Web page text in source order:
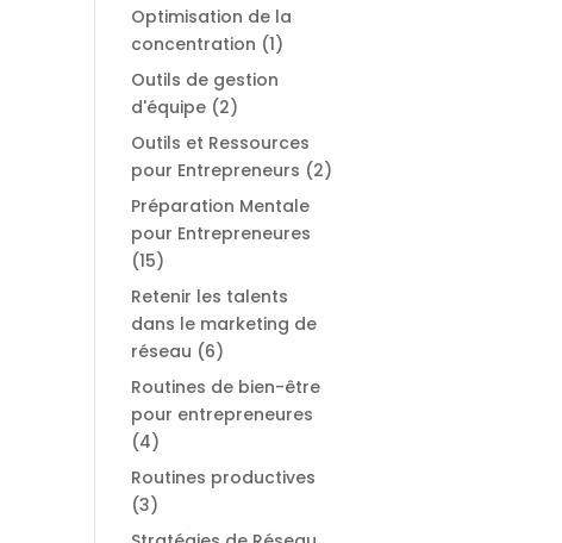
Optimisation de la
concentration (1)
Outils de gestion
d'équipe(2)
Outils et Ressources
pour Entrepreneurs (2)
Préparation Mentale
pour Entrepreneures
(15)
Retenir les talents
dans le marketing de
réseau (6)
Routines de bien-être
pour entrepreneures
(4)
Routines productives
(3)